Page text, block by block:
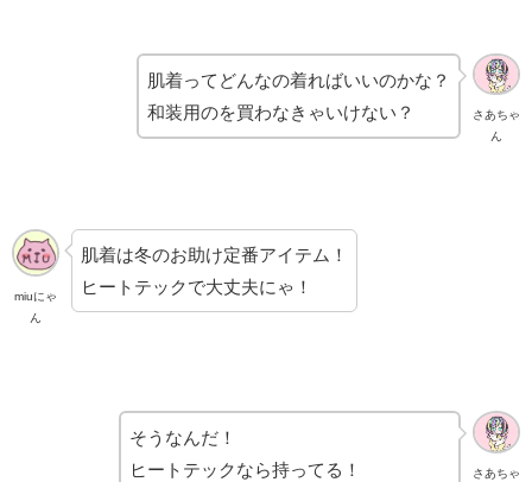
さあちゃ
ん
肌着ってどんなの着ればいいのかな？
和装用のを買わなきゃいけない？
miuにゃ
ん
肌着は冬のお助け定番アイテム！
ヒートテックで大丈夫にゃ！
さあちゃ
そうなんだ！
ヒートテックなら持ってる！